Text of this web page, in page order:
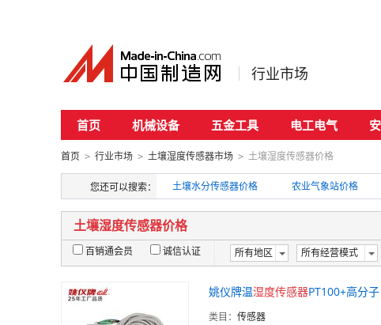
行业市场
首页 机械设备 五金工具 电工电气
首页 > 行业市场 > 土壤湿度传感器市场 > 土壤湿度传感器价格
您还可以搜索： 土壤水分传感器价格 农业气象站价格
土壤湿度传感器价格
百销通会员 诚信认证 所有地区 所有经营模式
姚仪牌温湿度传感器PT100+高分子
类目： 传感器